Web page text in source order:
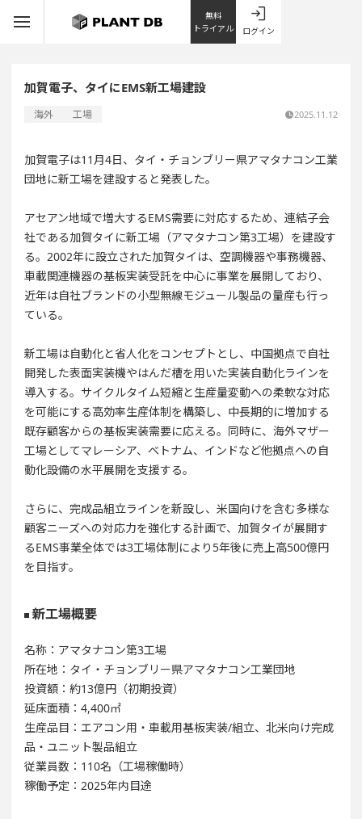
無料
トライアル
ログイン
加賀電子、タイにEMS新工場建設
海外 工場 2025.11.12
加賀電子は11月4日、タイ・チョンブリー県アマタナコン工業
団地に新工場を建設すると発表した。
アセアン地域で増大するEMS需要に対応するため、連結子会
社である加賀タイに新工場（アマタナコン第3工場）を建設す
る。2002年に設立された加賀タイは、空調機器や事務機器、
車載関連機器の基板実装受託を中心に事業を展開しており、
近年は自社ブランドの小型無線モジュール製品の量産も行っ
ている。
新工場は自動化と省人化をコンセプトとし、中国拠点で自社
開発した表面実装機やはんだ槽を用いた実装自動化ラインを
導入する。サイクルタイム短縮と生産量変動への柔軟な対応
を可能にする高効率生産体制を構築し、中長期的に増加する
既存顧客からの基板実装需要に応える。同時に、海外マザー
工場としてマレーシア、ベトナム、インドなど他拠点への自
動化設備の水平展開を支援する。
さらに、完成品組立ラインを新設し、米国向けを含む多様な
顧客ニーズへの対応力を強化する計画で、加賀タイが展開す
るEMS事業全体では3工場体制により5年後に売上高500億円
を目指す。
新工場概要
名称：アマタナコン第3工場
所在地：タイ・チョンブリー県アマタナコン工業団地
投資額：約13億円（初期投資）
延床面積：4,400㎡
生産品目：エアコン用・車載用基板実装/組立、北米向け完成
品・ユニット製品組立
従業員数：110名（工場稼働時）
稼働予定：2025年内目途